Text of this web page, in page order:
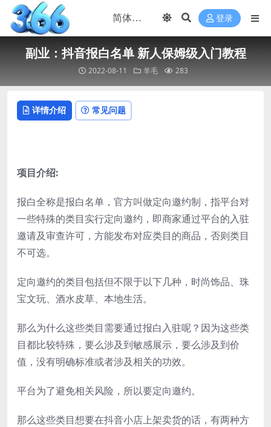
登录
副业：抖音报白名单 新人保姆级入门教程
2022-08-11 羊毛 283
详情介绍 常见问题
项目介绍:
报白全称是报白名单，官方叫做定向邀约制，指平台对
一些特殊的类目实行定向邀约，即商家通过平台的入驻
邀请及审查许可，方能发布对应类目的商品，否则类目
不可选。
定向邀约的类目包括但不限于以下几种，时尚饰品、珠
宝文玩、酒水皮草、本地生活。
那么为什么这些类目需要通过报白入驻呢？因为这些类
目都比较特殊，要么涉及到敏感展示，要么涉及到价
值，没有明确标准或者涉及相关的功效。
平台为了避免相关风险，所以要定向邀约。
那么这些类目想要在抖音小店上架卖货的话，有两种方